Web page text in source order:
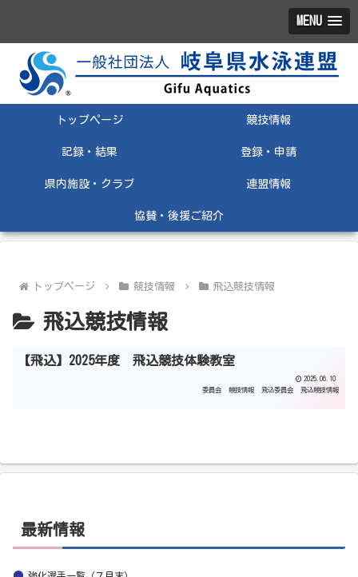
MENU
トップページ 競技情報
記録・結果 登録・申請
県内施設・クラブ 連盟情報
協賛・後援ご紹介
トップページ 競技情報 飛込競技情報
飛込競技情報
【飛込】2025年度 飛込競技体験教室
2025.06.10
委員会
競技情報 飛込委員会 飛込競技情報
最新情報